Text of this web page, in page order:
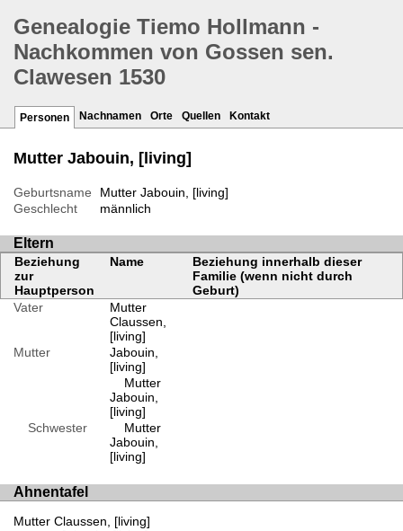
Genealogie Tiemo Hollmann -
Nachkommen von Gossen sen.
Clawesen 1530
Personen Nachnamen Orte Quellen Kontakt
Mutter Jabouin, [living]
Geburtsname
Mutter Jabouin, [living]
Geschlecht
männlich
Eltern
Beziehung
zur
Hauptperson
Name
Beziehung innerhalb dieser
Familie (wenn nicht durch
Geburt)
Vater
Mutter
Claussen,
[living]
Mutter
Jabouin,
[living]
Mutter
Jabouin,
[living]
Schwester
Mutter
Jabouin,
[living]
Ahnentafel
Mutter Claussen, [living]